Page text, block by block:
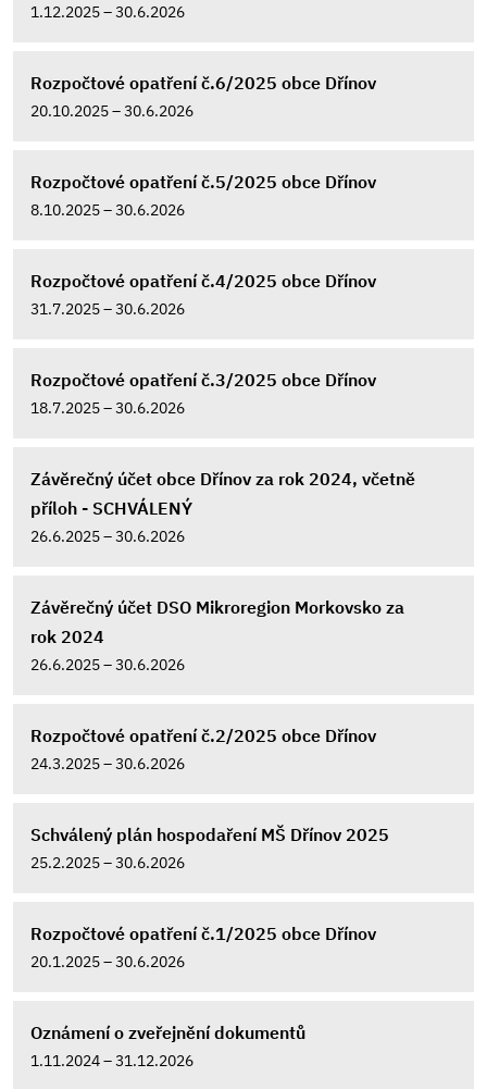
1.12.2025 – 30.6.2026
Rozpočtové opatření č.6/2025 obce Dřínov
20.10.2025 – 30.6.2026
Rozpočtové opatření č.5/2025 obce Dřínov
8.10.2025 – 30.6.2026
Rozpočtové opatření č.4/2025 obce Dřínov
31.7.2025 – 30.6.2026
Rozpočtové opatření č.3/2025 obce Dřínov
18.7.2025 – 30.6.2026
Závěrečný účet obce Dřínov za rok 2024, včetně
příloh - SCHVÁLENÝ
26.6.2025 – 30.6.2026
Závěrečný účet DSO Mikroregion Morkovsko za
rok 2024
26.6.2025 – 30.6.2026
Rozpočtové opatření č.2/2025 obce Dřínov
24.3.2025 – 30.6.2026
Schválený plán hospodaření MŠ Dřínov 2025
25.2.2025 – 30.6.2026
Rozpočtové opatření č.1/2025 obce Dřínov
20.1.2025 – 30.6.2026
Oznámení o zveřejnění dokumentů
1.11.2024 – 31.12.2026